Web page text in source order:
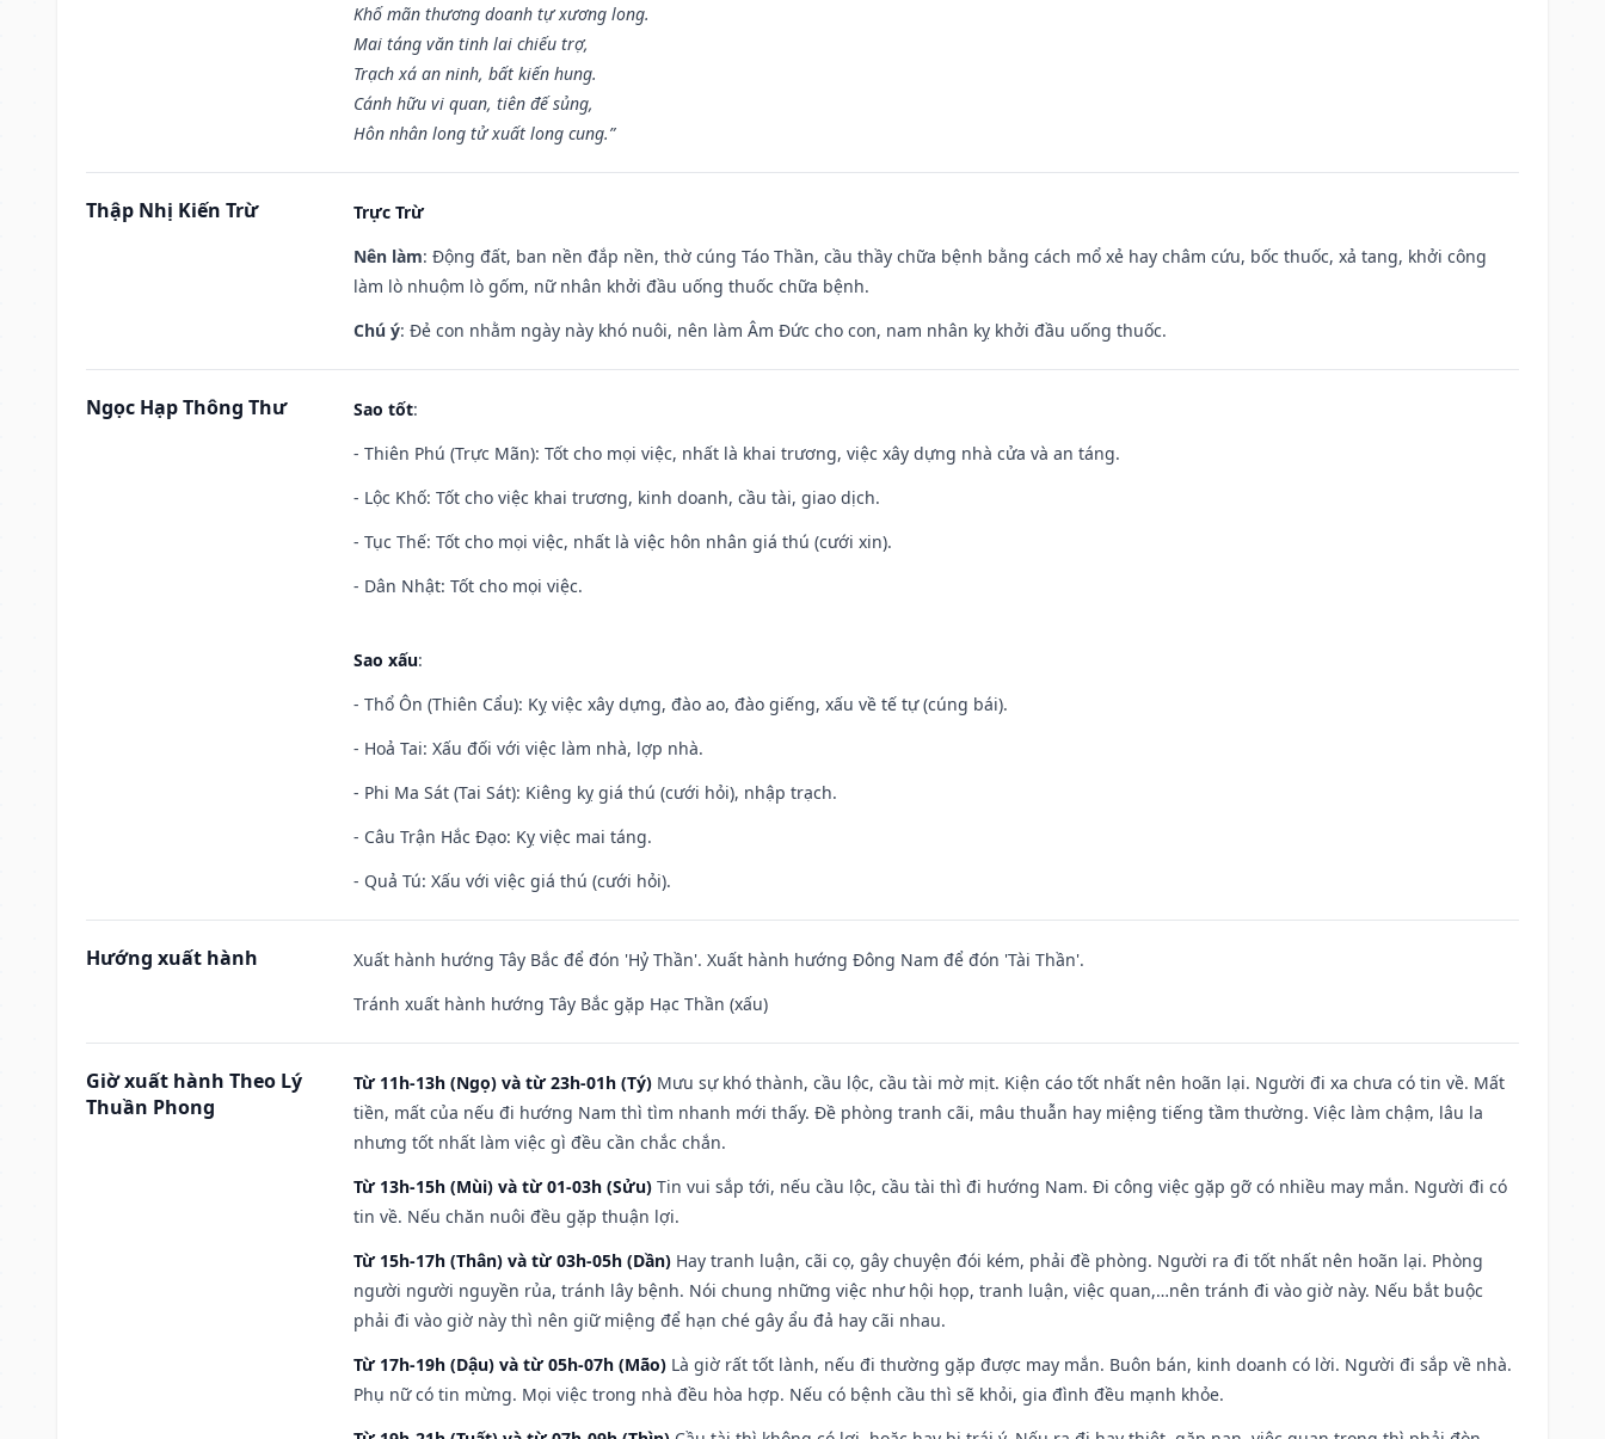
Khố mãn thương doanh tự xương long.
Mai táng văn tinh lai chiếu trợ,
Trạch xá an ninh, bất kiến hung.
Cánh hữu vi quan, tiên đế sủng,
Hôn nhân long tử xuất long cung.”
Thập Nhị Kiến Trừ
Trực Trừ
Nên làm: Động đất, ban nền đắp nền, thờ cúng Táo Thần, cầu thầy chữa bệnh bằng cách mổ xẻ hay châm cứu, bốc thuốc, xả tang, khởi công
làm lò nhuộm lò gốm, nữ nhân khởi đầu uống thuốc chữa bệnh.
Chú ý: Đẻ con nhằm ngày này khó nuôi, nên làm Âm Đức cho con, nam nhân kỵ khởi đầu uống thuốc.
Ngọc Hạp Thông Thư Sao tốt:
- Thiên Phú (Trực Mãn): Tốt cho mọi việc, nhất là khai trương, việc xây dựng nhà cửa và an táng.
- Lộc Khố: Tốt cho việc khai trương, kinh doanh, cầu tài, giao dịch.
- Tục Thế: Tốt cho mọi việc, nhất là việc hôn nhân giá thú (cưới xin).
- Dân Nhật: Tốt cho mọi việc.
Sao xấu:
- Thổ Ôn (Thiên Cẩu): Kỵ việc xây dựng, đào ao, đào giếng, xấu về tế tự (cúng bái).
- Hoả Tai: Xấu đối với việc làm nhà, lợp nhà.
- Phi Ma Sát (Tai Sát): Kiêng kỵ giá thú (cưới hỏi), nhập trạch.
- Câu Trận Hắc Đạo: Kỵ việc mai táng.
- Quả Tú: Xấu với việc giá thú (cưới hỏi).
Hướng xuất hành
Xuất hành hướng Tây Bắc để đón 'Hỷ Thần'. Xuất hành hướng Đông Nam để đón 'Tài Thần'.
Tránh xuất hành hướng Tây Bắc gặp Hạc Thần (xấu)
Giờ xuất hành Theo Lý
Thuần Phong
Từ 11h-13h (Ngọ) và từ 23h-01h (Tý) Mưu sự khó thành, cầu lộc, cầu tài mờ mịt. Kiện cáo tốt nhất nên hoãn lại. Người đi xa chưa có tin về. Mất
tiền, mất của nếu đi hướng Nam thì tìm nhanh mới thấy. Đề phòng tranh cãi, mâu thuẫn hay miệng tiếng tầm thường. Việc làm chậm, lâu la
nhưng tốt nhất làm việc gì đều cần chắc chắn.
Từ 13h-15h (Mùi) và từ 01-03h (Sửu) Tin vui sắp tới, nếu cầu lộc, cầu tài thì đi hướng Nam. Đi công việc gặp gỡ có nhiều may mắn. Người đi có
tin về. Nếu chăn nuôi đều gặp thuận lợi.
Từ 15h-17h (Thân) và từ 03h-05h (Dần) Hay tranh luận, cãi cọ, gây chuyện đói kém, phải đề phòng. Người ra đi tốt nhất nên hoãn lại. Phòng
người người nguyền rủa, tránh lây bệnh. Nói chung những việc như hội họp, tranh luận, việc quan,…nên tránh đi vào giờ này. Nếu bắt buộc
phải đi vào giờ này thì nên giữ miệng để hạn ché gây ẩu đả hay cãi nhau.
Từ 17h-19h (Dậu) và từ 05h-07h (Mão) Là giờ rất tốt lành, nếu đi thường gặp được may mắn. Buôn bán, kinh doanh có lời. Người đi sắp về nhà.
Phụ nữ có tin mừng. Mọi việc trong nhà đều hòa hợp. Nếu có bệnh cầu thì sẽ khỏi, gia đình đều mạnh khỏe.